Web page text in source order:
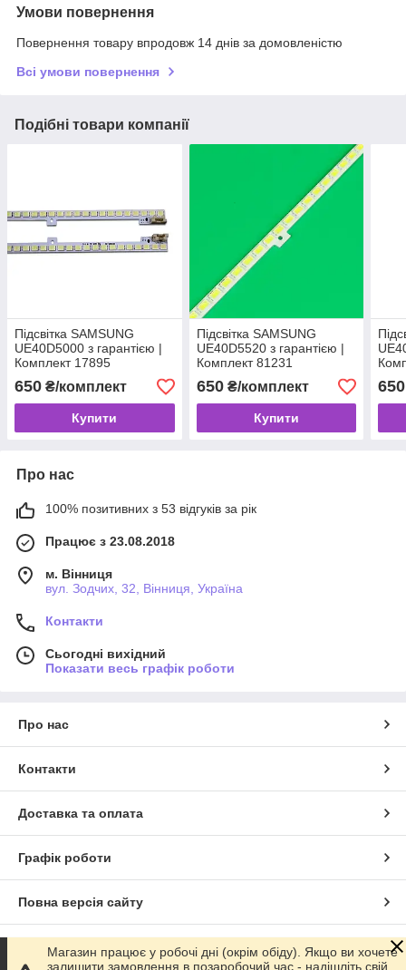
Умови повернення
Повернення товару впродовж 14 днів за домовленістю
Всі умови повернення
Подібні товари компанії
Підсвітка SAMSUNG
UE40D5000 з гарантією |
Комплект 17895
650 ₴/комплект
Купити
Підсвітка SAMSUNG
UE40D5520 з гарантією |
Комплект 81231
650₴/комплект
Купити
650
Про нас
100% позитивних з 53 відгуків за рік
Працює з 23.08.2018
м. Вінниця
вул. Зодчих, 32, Вінниця, Україна
Контакти
Сьогодні вихідний
Показати весь графік роботи
Про нас
Контакти
Доставка та оплата
Графік роботи
Повна версія сайту
Сайт створено на маркетплейсіProm.ua
Магазин працює у робочі дні (окрім обіду). Якщо ви хочете
залишити замовлення в позаробочий час - надішліть свій